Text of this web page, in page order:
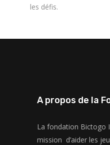
les défis.
A propos de la
La fondation Bictogo
mission d’aider les